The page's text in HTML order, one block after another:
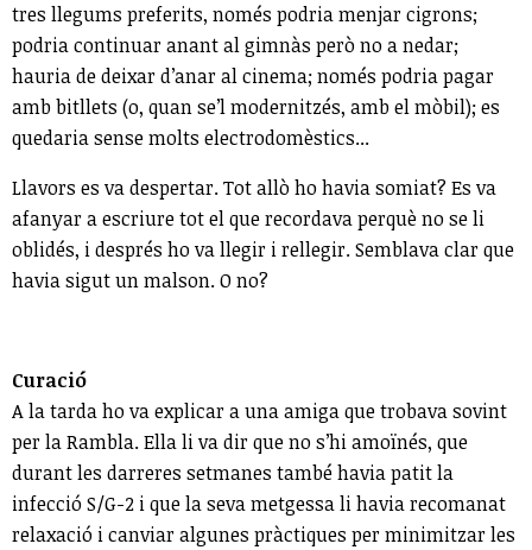
tres llegums preferits, només podria menjar cigrons;
podria continuar anant al gimnàs però no a nedar;
hauria de deixar d’anar al cinema; només podria pagar
amb bitllets (o, quan se’l modernitzés, amb el mòbil); es
quedaria sense molts electrodomèstics...
Llavors es va despertar. Tot allò ho havia somiat? Es va
afanyar a escriure tot el que recordava perquè no se li
oblidés, i després ho va llegir i rellegir. Semblava clar que
havia sigut un malson. O no?
Curació
A la tarda ho va explicar a una amiga que trobava sovint
per la Rambla. Ella li va dir que no s’hi amoïnés, que
durant les darreres setmanes també havia patit la
infecció S/G-2 i que la seva metgessa li havia recomanat
relaxació i canviar algunes pràctiques per minimitzar les